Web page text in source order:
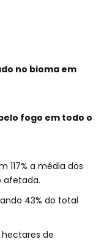
no bioma em
fogo em todo o
117% a média dos
afetada.
43% do total
de